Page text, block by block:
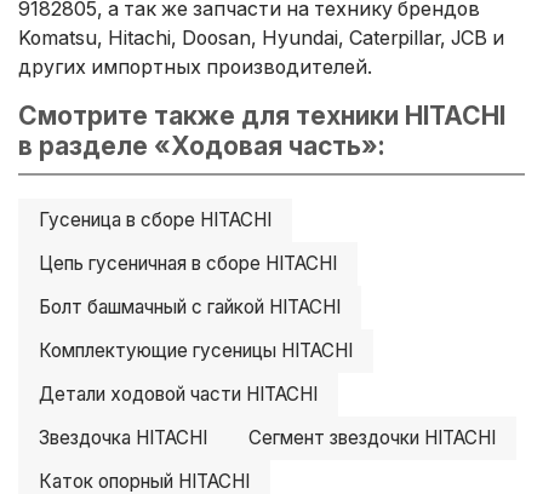
9182805, а так же запчасти на технику брендов
Komatsu, Hitachi, Doosan, Hyundai, Caterpillar, JCB и
других импортных производителей.
Смотрите также для техники HITACHI
в разделе «Ходовая часть»:
Гусеница в сборе HITACHI
Цепь гусеничная в сборе HITACHI
Болт башмачный с гайкой HITACHI
Комплектующие гусеницы HITACHI
Детали ходовой части HITACHI
Звездочка HITACHI
Сегмент звездочки HITACHI
Каток опорный HITACHI